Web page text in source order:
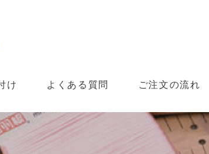
け よくある質問 ご注文の流れ